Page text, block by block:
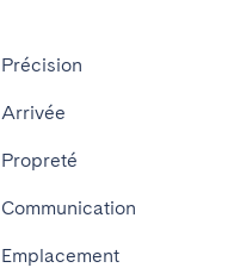
Précision
Arrivée
Propreté
Communication
Emplacement